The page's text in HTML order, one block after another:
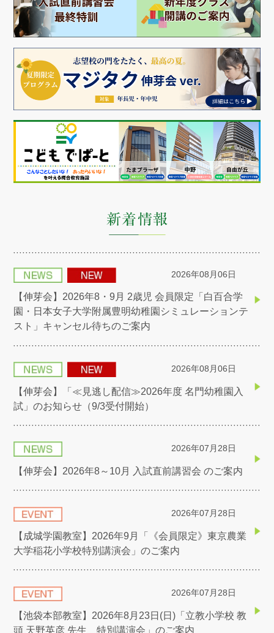
2026年08月06日
【伸芽会】2026年8・9月 2歳児 会員限定「白百合学
園・日本女子大学附属豊明幼稚園シミュレーションテ
スト」キャンセル待ちのご案内
2026年08月06日
【伸芽会】「≪見逃し配信≫2026年度 名門幼稚園入
試」のお知らせ（9/3受付開始）
2026年07月28日
【伸芽会】2026年8～10月 入試直前講習会 のご案内
2026年07月28日
【成城学園教室】2026年9月「《会員限定》東京農業
大学稲花小学校特別講演会」のご案内
2026年07月28日
【池袋本部教室】2026年8月23日(日)「立教小学校 教
頭 天野英彦 先生 特別講演会」のご案内